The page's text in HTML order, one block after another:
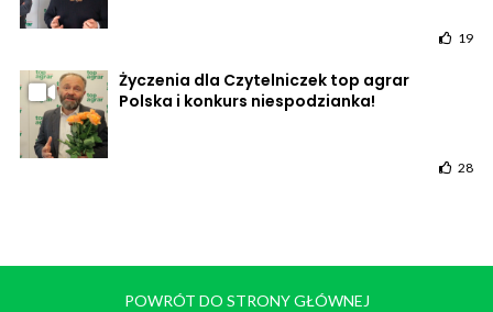
19
Życzenia dla Czytelniczek top agrar
Polska i konkurs niespodzianka!
28
POWRÓT DO STRONY GŁÓWNEJ